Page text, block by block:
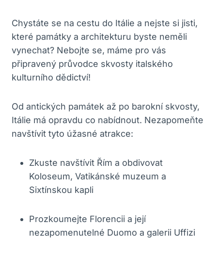
Chystáte se na cestu do Itálie a nejste si jisti,
které památky a architekturu byste neměli
vynechat? Nebojte se, máme pro vás
připravený průvodce skvosty italského
kulturního dědictví!
Od antických památek až po barokní skvosty,
Itálie má opravdu co nabídnout. Nezapomeňte
navštívit tyto úžasné atrakce:
Zkuste navštívit Řím a obdivovat
Koloseum, Vatikánské muzeum a
Sixtínskou kapli
Prozkoumejte Florencii a její
nezapomenutelné Duomo a galerii Uffizi